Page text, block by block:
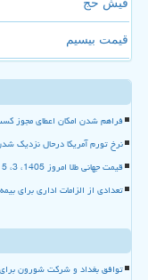
فیش حج
قیمت بیسیم
فراهم شدن امکان اعطای مجوز کسب
نرخ تورم آمریکا درحال نزدیک شدن به
قیمت جهانی طلا امروز 1405، 3، 5
تعدادی از الزامات اداری برای
توافق بغداد و شرکت شورون